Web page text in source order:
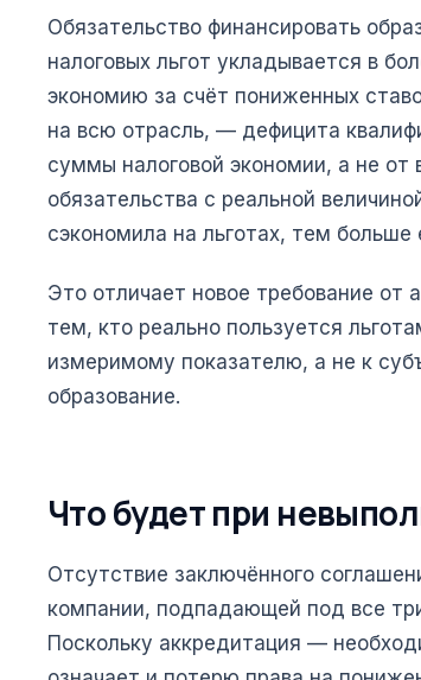
Обязательство финансировать
налоговых льгот укладывается в
экономию за счёт пониженных
на всю отрасль, — дефицита
суммы налоговой экономии, а не от
обязательства с реальной
сэкономила на льготах, тем
Это отличает новое требование от
тем, кто реально пользуется
измеримому показателю, а не к
образование.
Что будет при
Отсутствие заключённого
компании, подпадающей под все
Поскольку аккредитация —